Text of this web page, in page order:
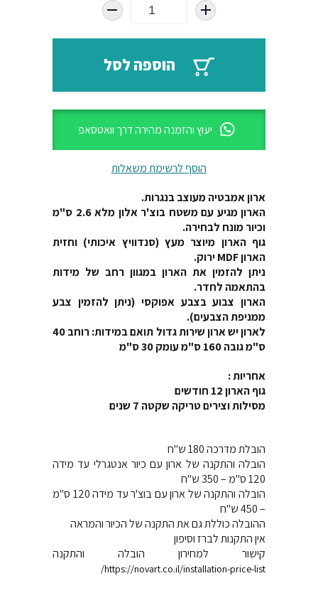
הוספה לסל
יעוץ והזמנה מהירה דרך וואטסאפ
הוסף לרשימת משאלות
ארון אמבטיה מעוצב בנגרות.
הארון מגיע עם משטח בוצ'ר אלון מלא 2.6 ס"מ
וכיור מונח לבחירה.
גוף הארון מיוצר מעץ (סנדוויץ איכותי) וחזית
הארון MDF ירוק.
ניתן להזמין את הארון במגוון רחב של מידות
בהתאמה לחדר.
הארון צבוע בצבע אפוקסי (ניתן להזמין צבע
ממניפת הצבעים).
לארון יש ארון שירות גדול תואם במידות: רוחב 40
ס"מ גובה 160 ס"מ עומק 30 ס"מ
אחריות :
גוף הארון 12 חודשים
מסילות וצירים טריקה שקטה 7 שנים
הובלת מדרכה 180 ש"ח
הובלה והתקנה של ארון עם כיור אנטגרלי עד מידה
120 ס"מ – 350 ש"ח
הובלה והתקנה של ארון עם בוצ'ר עד מידה 120 ס"מ
– 450 ש"ח
ההובלה כוללת גם את התקנה של הכיור והמראה
אין התקנות לברז וסיפון
קישור למחירון הובלה והתקנה
https://novart.co.il/installation-price-list/